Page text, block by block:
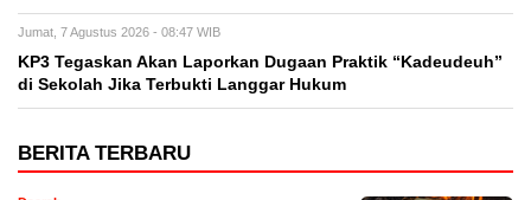
Jumat, 7 Agustus 2026 - 08:47 WIB
KP3 Tegaskan Akan Laporkan Dugaan Praktik “Kadeudeuh”
di Sekolah Jika Terbukti Langgar Hukum
BERITA TERBARU